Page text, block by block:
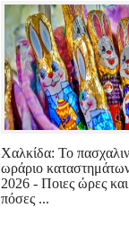
Χαλκίδα: Το
ωράριο
2026 - Ποιες ώρες και
πόσες ...